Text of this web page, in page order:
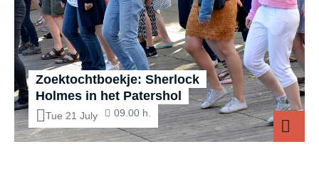
Zoektochtboekje: Sherlock
Holmes in het Patershol
Tue 21 July 09.00 h.